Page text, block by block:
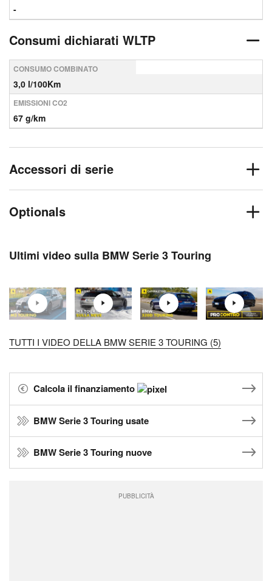
-
Consumi dichiarati WLTP
CONSUMO COMBINATO
3,0 l/100Km
EMISSIONI CO2
67 g/km
Accessori di serie
Optionals
Ultimi video sulla BMW Serie 3 Touring
TUTTI I VIDEO DELLA BMW SERIE 3 TOURING (5)
Calcola il finanziamento
BMW Serie 3 Touring usate
BMW Serie 3 Touring nuove
PUBBLICITÀ